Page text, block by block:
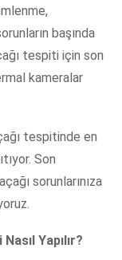
başında
tespiti için son
kameralar
tespitinde en
Son
sorunlarınıza
Yapılır?